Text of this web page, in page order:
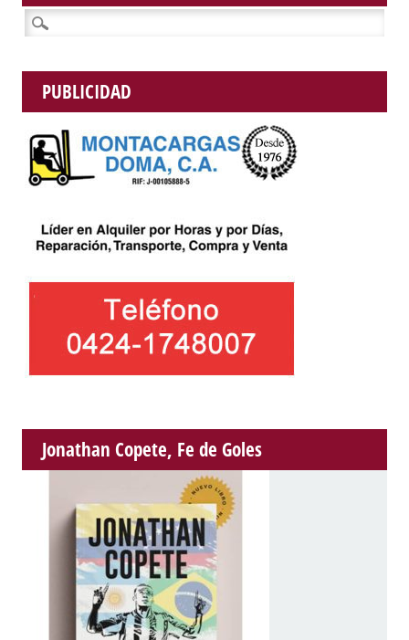
Buscar:
PUBLICIDAD
Jonathan Copete, Fe de Goles